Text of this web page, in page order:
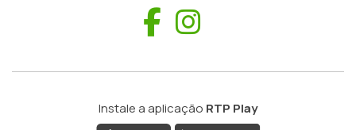
Facebook
Instale a aplicação RTP Play